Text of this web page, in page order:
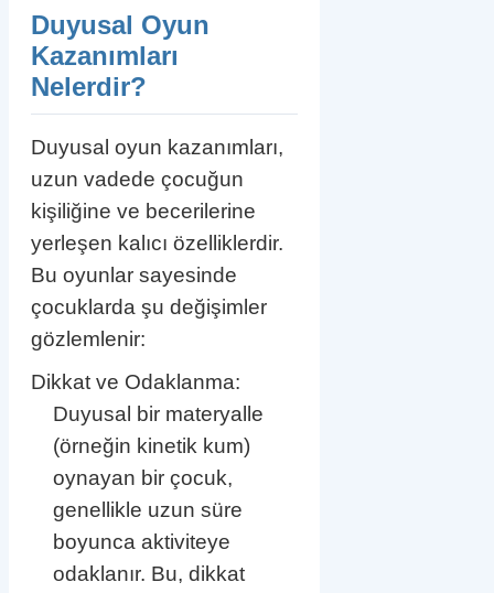
Duyusal Oyun
Kazanımları
Nelerdir?
Duyusal oyun kazanımları,
uzun vadede çocuğun
kişiliğine ve becerilerine
yerleşen kalıcı özelliklerdir.
Bu oyunlar sayesinde
çocuklarda şu değişimler
gözlemlenir:
Dikkat ve Odaklanma:
Duyusal bir materyalle
(örneğin kinetik kum)
oynayan bir çocuk,
genellikle uzun süre
boyunca aktiviteye
odaklanır. Bu, dikkat